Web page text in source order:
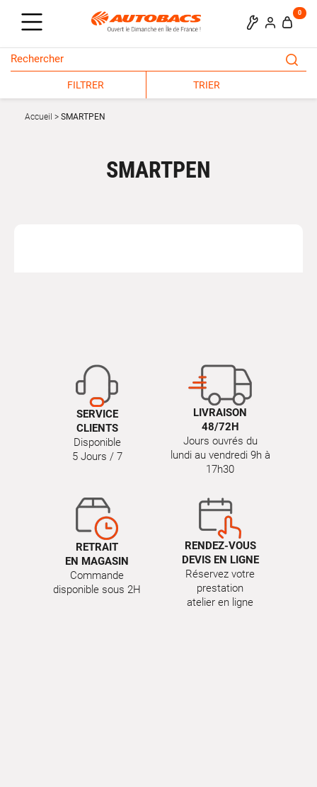
0
FILTRER TRIER
Accueil SMARTPEN
SMARTPEN
SERVICE
CLIENTS
Disponible
5 Jours / 7
LIVRAISON
48/72H
Jours ouvrés du
lundi au vendredi 9h à
17h30
RETRAIT
EN MAGASIN
Commande
disponible sous 2H
RENDEZ-VOUS
DEVIS EN LIGNE
Réservez votre
prestation
atelier en ligne